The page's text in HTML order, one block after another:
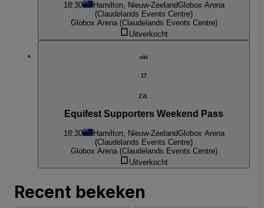
18:30 Hamilton, Nieuw-ZeelandGlobox Arena
(Claudelands Events Centre)
Globox Arena (Claudelands Events Centre)
Uitverkocht
okt
17
za.
Equifest Supporters Weekend Pass
18:30 Hamilton, Nieuw-ZeelandGlobox Arena
(Claudelands Events Centre)
Globox Arena (Claudelands Events Centre)
Uitverkocht
Recent bekeken